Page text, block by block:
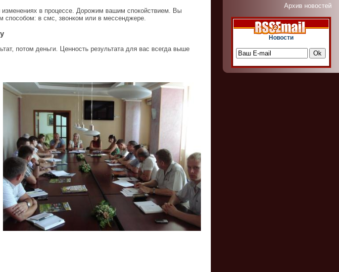
Архив новостей
Новости
в процессе. Дорожим вашим спокойствием. Вы
способом: в смс, звонком или в мессенджере.
потом деньги. Ценность результата для вас всегда выше